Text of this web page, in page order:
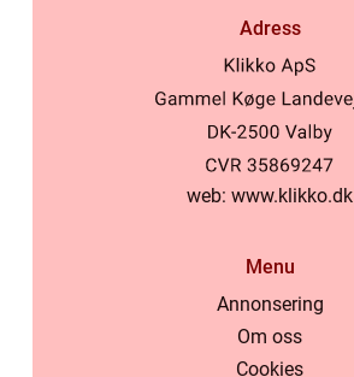
Adress
web: www.klikko.dk
Menu
Annonsering
Om oss
Cookies